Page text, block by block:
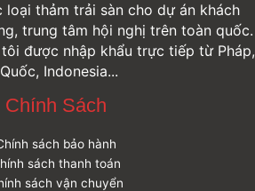
loại thảm trải sàn cho dự án khách
trung tâm hội nghị trên toàn quốc.
được nhập khẩu trực tiếp từ Pháp,
Indonesia...
Chính Sách
sách bảo hành
sách thanh toán
sách vận chuyển